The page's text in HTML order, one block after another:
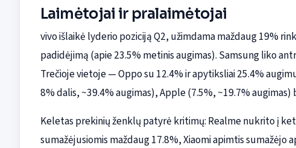
Laimėtojai ir pralaimėtojai
vivo išlaikė lyderio poziciją Q2, užimdama maždaug 19%
padidėjimą (apie 23.5% metinis augimas). Samsung liko
Trečioje vietoje — Oppo su 12.4% ir apytiksliai 25.4%
8% dalis, ~39.4% augimas), Apple (7.5%, ~19.7%
Keletas prekinių ženklų patyrė kritimų: Realme nukrito į
sumažėjusiomis maždaug 17.8%, Xiaomi apimtis